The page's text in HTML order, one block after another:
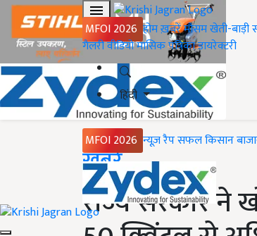
MFOI 2026 होमख़बरेंमौसमखेती-बाड़ी
गैलरीवीडियोमासिक पत्रिकाडायरेक्टरी
हिंदी
MFOI 2026 न्यूज़ रैपसफल किसान
Home
ख़बरें
राज्य सरकार ने